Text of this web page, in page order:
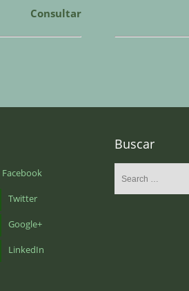
Consultar
Facebook
Twitter
Google+
LinkedIn
Buscar